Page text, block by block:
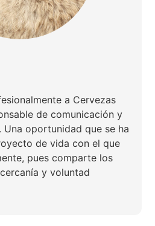
a Cervezas
de comunicación y
Una oportunidad que se ha
de vida con el que
pues comparte los
y voluntad